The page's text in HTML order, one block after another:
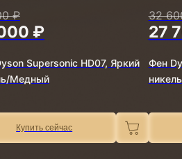
₽
₽
Supersonic HD07, Яркий
Медный
Купить сейчас
32
27
Фен